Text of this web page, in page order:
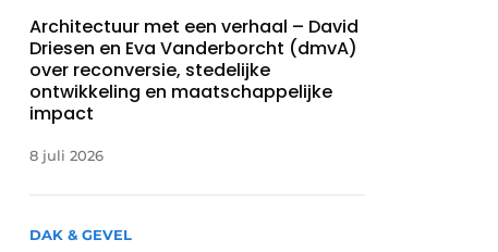
Architectuur met een verhaal – David
Driesen en Eva Vanderborcht (dmvA)
over reconversie, stedelijke
ontwikkeling en maatschappelijke
impact
8 juli 2026
DAK & GEVEL